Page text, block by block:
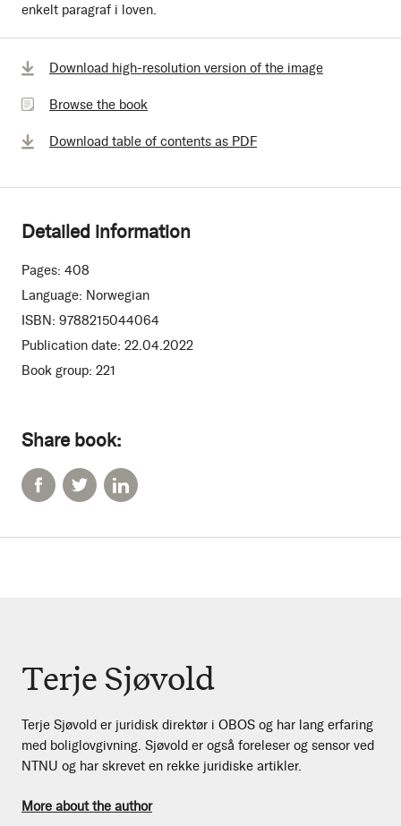
enkelt paragraf i loven.
Share book:
Download high-resolution version of the image
Browse
bookBrowse the book
Download table of contents as PDF
Detailed information
Pages: 408
Language: Norwegian
ISBN: 9788215044064
Publication date: 22.04.2022
Book group: 221
Terje Sjøvold
Terje Sjøvold er juridisk direktør i OBOS og har lang erfaring
med boliglovgivning. Sjøvold er også foreleser og sensor ved
NTNU og har skrevet en rekke juridiske artikler.
More about the author